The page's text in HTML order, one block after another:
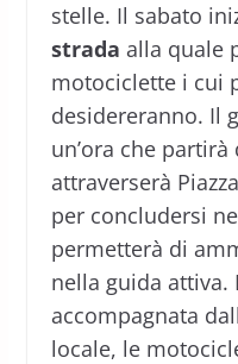
stelle. Il sabato
strada alla quale
motociclette i cui
desidereranno. Il
un’ora che partirà
attraverserà
per concludersi
permetterà di
nella guida attiva.
accompagnata
locale, le